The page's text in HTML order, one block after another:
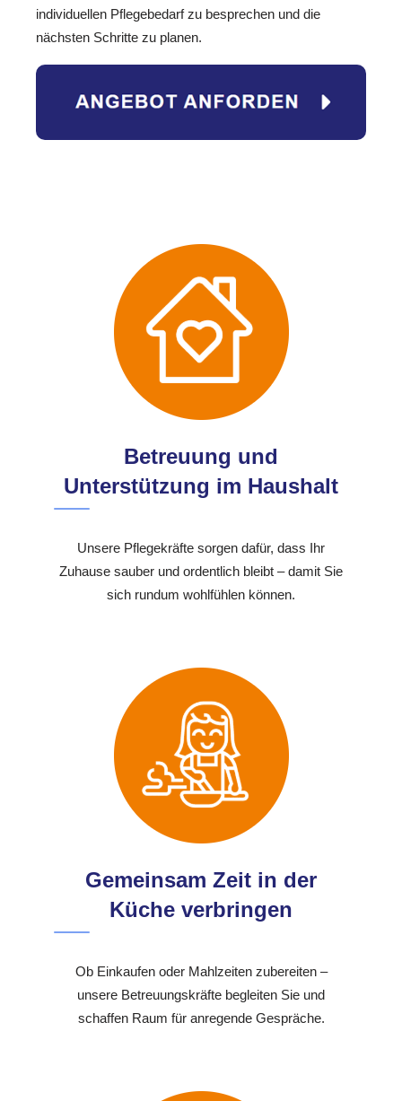
individuellen Pflegebedarf zu besprechen und die
nächsten Schritte zu planen.
Betreuung und
Unterstützung im Haushalt
Unsere Pflegekräfte sorgen dafür, dass Ihr
Zuhause sauber und ordentlich bleibt – damit Sie
sich rundum wohlfühlen können.
Gemeinsam Zeit in der
Küche verbringen
Ob Einkaufen oder Mahlzeiten zubereiten –
unsere Betreuungskräfte begleiten Sie und
schaffen Raum für anregende Gespräche.